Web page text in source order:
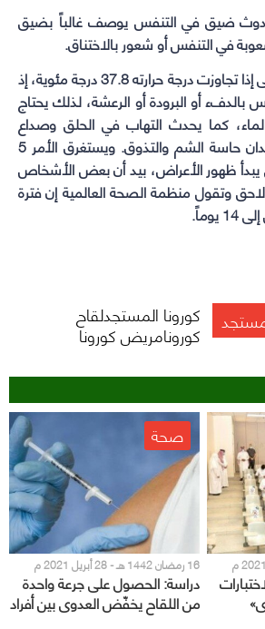
ضيق في التنفس يوصف غالباً بضيق
في التنفس أو شعور بالاختناق.
ويشعر المصاب بالحمى إذا تجاوزت درجة حرارته 37.8 درجة مئوية، إذ
أو البرودة أو الرعشة، لذلك يحتاج
كما يحدث التهاب في الحلق وصداع
وإسهال فضلاً عن فقدان حاسة الشم والتذوق. ويستغرق الأمر 5
ظهور الأعراض، بيد أن بعض الأشخاص
وتقول منظمة الصحة العالمية إن فترة
كورونا المستجدلقاح
كورونامريض كورونا
صحة
16 رمضان 1442 هـ - 28 أبريل 2021 م
دراسة: الحصول على جرعة واحدة
من اللقاح يخفّض العدوى بين أفراد
المنزل